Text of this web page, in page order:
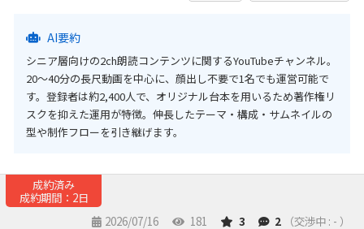
AI要約
シニア層向けの2ch朗読コンテンツに関するYouTubeチャンネル。
20〜40分の長尺動画を中心に、顔出し不要で1名でも運営可能で
す。登録者は約2,400人で、オリジナル台本を用いるため著作権リ
スクを抑えた運用が特徴。伸長したテーマ・構成・サムネイルの
型や制作フローを引き継げます。
成約済み
成約期間：2日
2026/07/16
181 3 2 （交渉中 : - ）